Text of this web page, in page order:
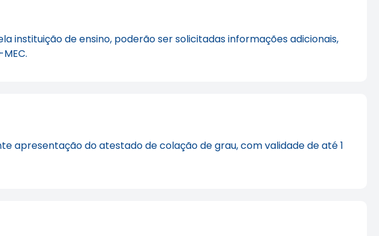
instituição de ensino, poderão ser solicitadas informações adicionais,
apresentação do atestado de colação de grau, com validade de até 1